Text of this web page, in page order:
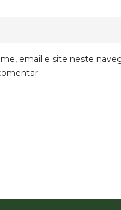
email e site neste